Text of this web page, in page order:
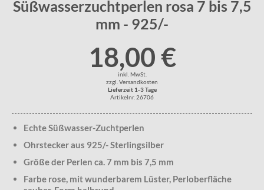
Süßwasserzuchtperlen rosa 7 bis 7,5
mm - 925/-
18,00 €
inkl. MwSt.
zzgl. Versandkosten
Lieferzeit 1-3 Tage
Artikelnr. 26706
Echte Süßwasser-Zuchtperlen
Ohrstecker aus 925/- Sterlingsilber
Größe der Perlen ca. 7 mm bis 7,5 mm
Farbe rose, mit wunderbarem Lüster, Perloberfläche